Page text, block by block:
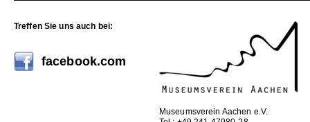
Treffen Sie uns auch bei:
facebook.com
Museumsverein Aachen e.V.